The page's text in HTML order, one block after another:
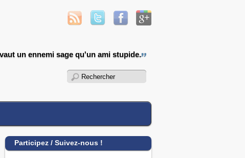
un ennemi sage qu'un ami stupide.
Participez / Suivez-nous !